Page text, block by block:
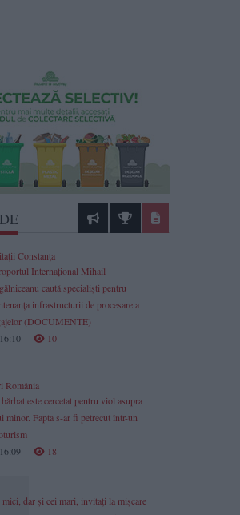
Constanța
Internațional Mihail
caută specialiști pentru
infrastructurii de procesare a
(DOCUMENTE)
16:10
10
România
este cercetat pentru viol asupra
minor. Fapta s-ar fi petrecut într-un
16:09
18
mici, dar și cei mari, invitați la mișcare